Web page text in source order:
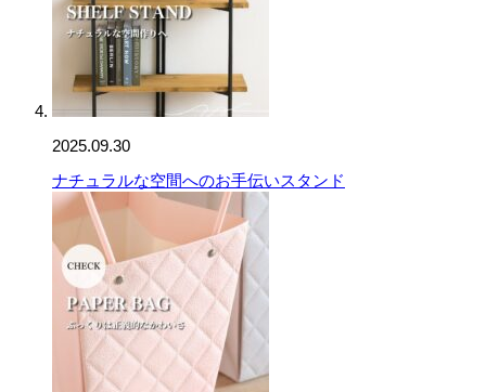
2025.09.30
ナチュラルな空間へのお手伝いスタンド